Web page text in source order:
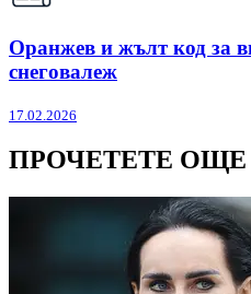
Оранжев и жълт код за
снеговалеж
17.02.2026
ПРОЧЕТЕТЕ ОЩЕ